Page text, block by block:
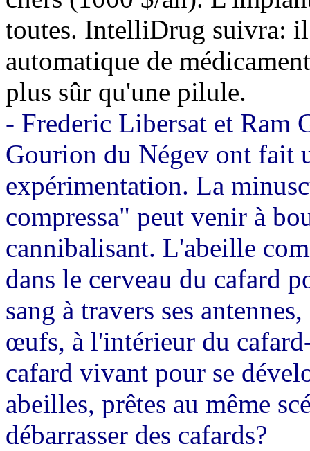
toutes. IntelliDrug suivra:
automatique de
plus sûr qu'une pilule.
- Frederic Libersat et Ram
Gourion du Négev ont fait
expérimentation. La
compressa" peut venir à
cannibalisant. L'abeille
dans le cerveau du cafard
sang à travers ses
œufs, à l'intérieur du
cafard vivant pour se
abeilles, prêtes au même
débarrasser des cafards?